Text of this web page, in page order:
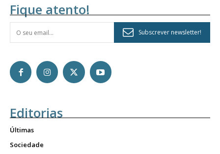
Fique atento!
Subscrever newsletter!
Editorias
Últimas
Sociedade